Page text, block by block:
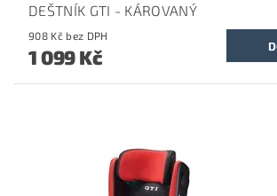
DEŠTNÍK GTI - KÁROVANÝ
908 Kč bez DPH
1 099 Kč